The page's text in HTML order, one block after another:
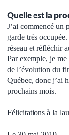
Quelle est la
J’ai commencé un
garde très
réseau et réfléchir
Par exemple, je me
de l’évolution du
Québec, donc j’ai
prochains mois.
Félicitations à la